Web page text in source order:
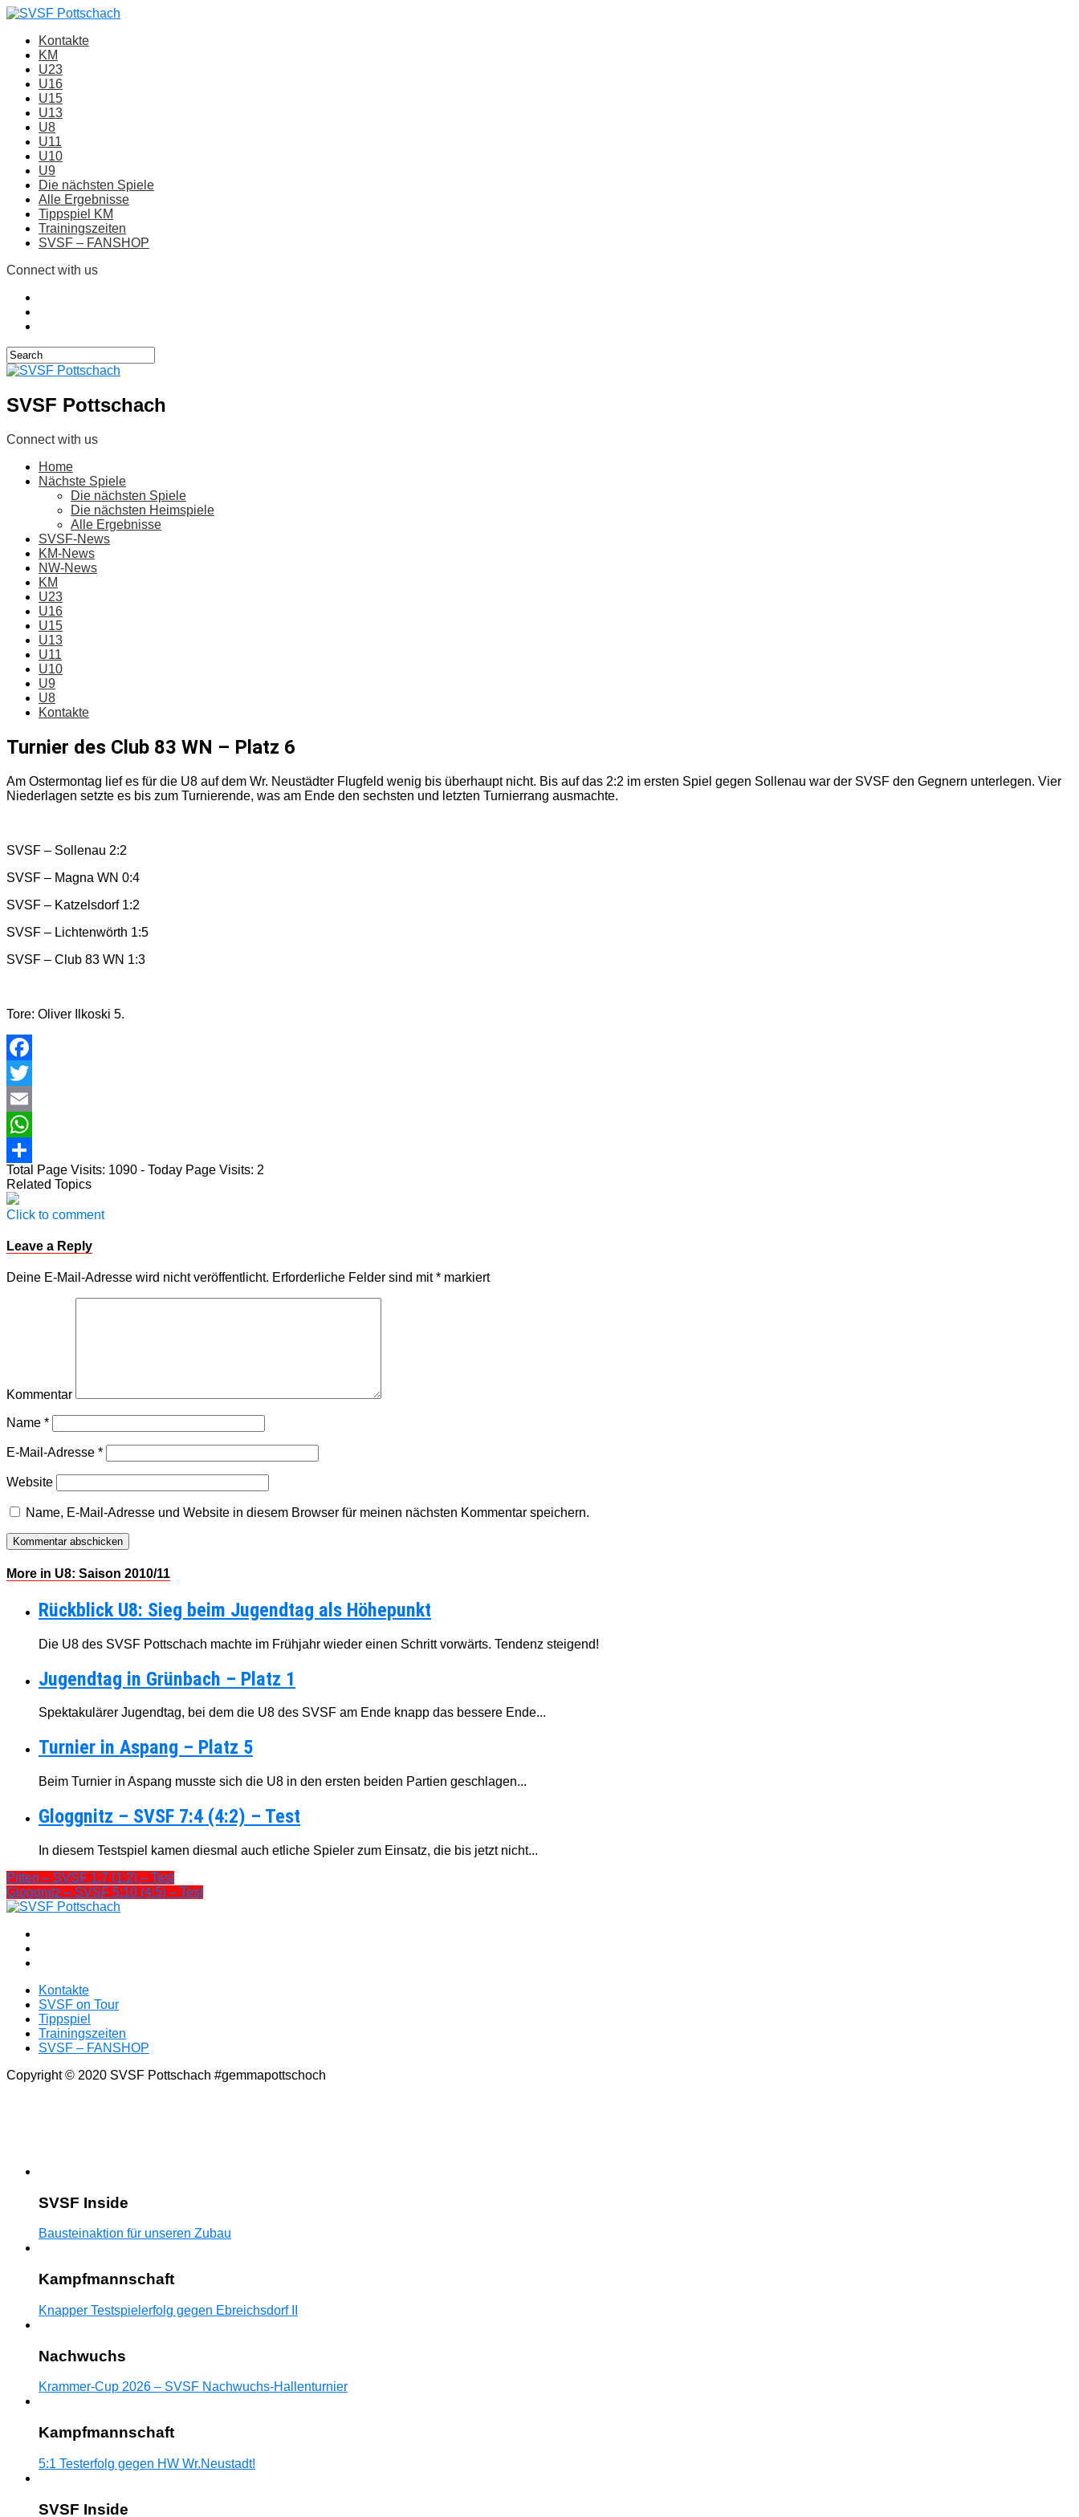
Kontakte
KM
U23
U16
U15
U13
U8
U11
U10
U9
Die nächsten Spiele
Alle Ergebnisse
Tippspiel KM
Trainingszeiten
SVSF – FANSHOP
Connect with us
SVSF Pottschach
Connect with us
Home
Nächste Spiele
Die nächsten Spiele
Die nächsten Heimspiele
Alle Ergebnisse
SVSF-News
KM-News
NW-News
KM
U23
U16
U15
U13
U11
U10
U9
U8
Kontakte
Turnier des Club 83 WN – Platz 6
Am Ostermontag lief es für die U8 auf dem Wr. Neustädter Flugfeld wenig bis überhaupt nicht. Bis auf das 2:2 im ersten Spiel gegen Sollenau war der SVSF den Gegnern unterlegen. Vier
Niederlagen setzte es bis zum Turnierende, was am Ende den sechsten und letzten Turnierrang ausmachte.
SVSF – Sollenau 2:2
SVSF – Magna WN 0:4
SVSF – Katzelsdorf 1:2
SVSF – Lichtenwörth 1:5
SVSF – Club 83 WN 1:3
Tore: Oliver Ilkoski 5.
Facebook
Twitter
Email
WhatsApp
Teilen
Total Page Visits: 1090 - Today Page Visits: 2
Related Topics
Click to comment
Leave a Reply
Deine E-Mail-Adresse wird nicht veröffentlicht. Erforderliche Felder sind mit* markiert
Kommentar
Name *
E-Mail-Adresse *
Website
Name, E-Mail-Adresse und Website in diesem Browser für meinen nächsten Kommentar speichern.
More in U8: Saison 2010/11
Rückblick U8: Sieg beim Jugendtag als Höhepunkt
Die U8 des SVSF Pottschach machte im Frühjahr wieder einen Schritt vorwärts. Tendenz steigend!
Jugendtag in Grünbach – Platz 1
Spektakulärer Jugendtag, bei dem die U8 des SVSF am Ende knapp das bessere Ende...
Turnier in Aspang – Platz 5
Beim Turnier in Aspang musste sich die U8 in den ersten beiden Partien geschlagen...
Gloggnitz – SVSF 7:4 (4:2) – Test
In diesem Testspiel kamen diesmal auch etliche Spieler zum Einsatz, die bis jetzt nicht...
Pitten – SVSF 1:7 (1:2) – Test
Gloggnitz – SVSF 5:10 (4:5) – Test
Kontakte
SVSF on Tour
Tippspiel
Trainingszeiten
SVSF – FANSHOP
Copyright © 2020 SVSF Pottschach #gemmapottschoch
SVSF Inside
Bausteinaktion für unseren Zubau
Kampfmannschaft
Knapper Testspielerfolg gegen Ebreichsdorf II
Nachwuchs
Krammer-Cup 2026 – SVSF Nachwuchs-Hallenturnier
Kampfmannschaft
5:1 Testerfolg gegen HW Wr.Neustadt!
SVSF Inside